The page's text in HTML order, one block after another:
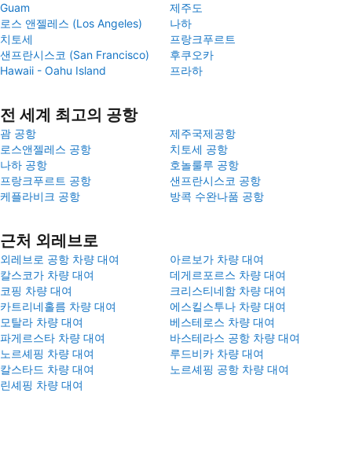
Guam
제주도
로스 앤젤레스 (Los Angeles)
나하
치토세
프랑크푸르트
샌프란시스코 (San Francisco)
후쿠오카
Hawaii - Oahu Island
프라하
전 세계 최고의 공항
괌 공항
제주국제공항
로스앤젤레스 공항
치토세 공항
나하 공항
호놀룰루 공항
프랑크푸르트 공항
샌프란시스코 공항
케플라비크 공항
방콕 수완나품 공항
근처 외레브로
외레브로 공항 차량 대여
아르보가 차량 대여
칼스코가 차량 대여
데게르포르스 차량 대여
코핑 차량 대여
크리스티네함 차량 대여
카트리네홀름 차량 대여
에스킬스투나 차량 대여
모탈라 차량 대여
베스테로스 차량 대여
파게르스타 차량 대여
바스테라스 공항 차량 대여
노르셰핑 차량 대여
루드비카 차량 대여
칼스타드 차량 대여
노르셰핑 공항 차량 대여
린셰핑 차량 대여